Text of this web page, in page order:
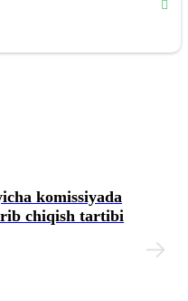
komissiyada
chiqish tartibi